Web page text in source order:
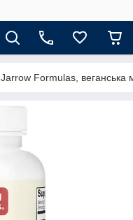
Jarrow Formulas, веганська